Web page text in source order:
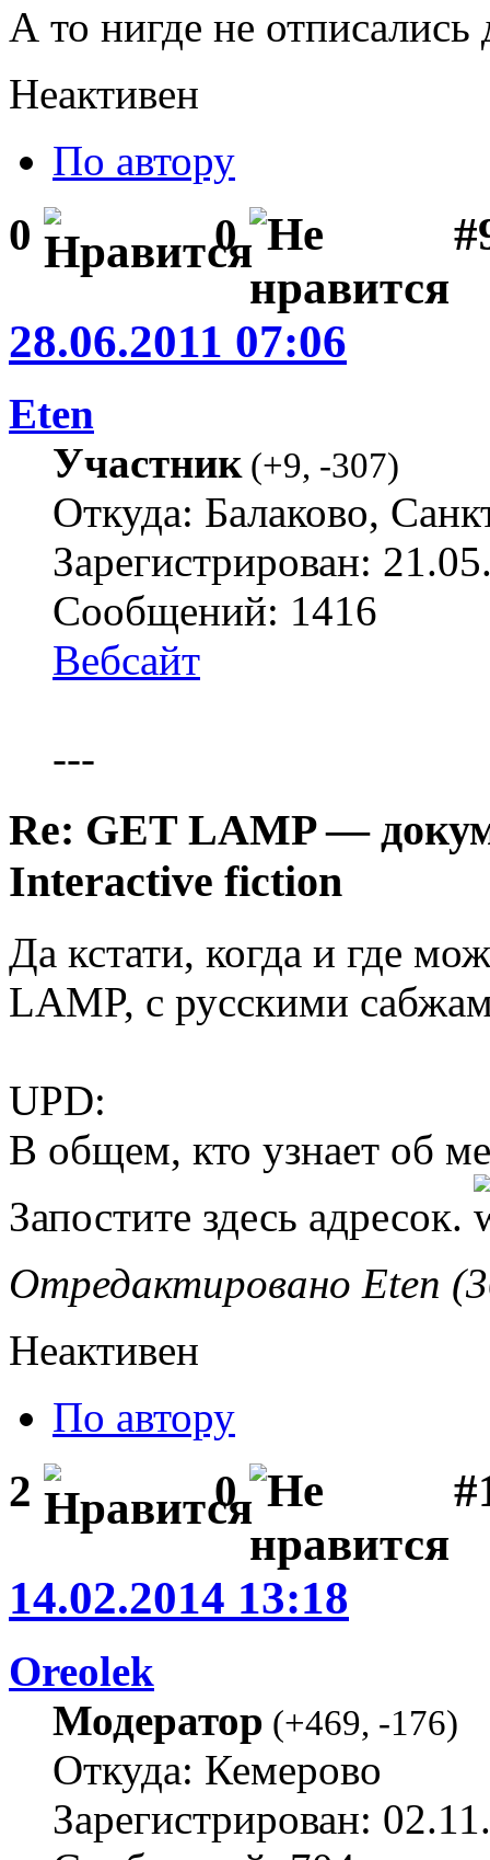
А то нигде не
Неактивен
По автору
0 0
28.06.2011 07:06
Eten
Участник(+9, -307)
Откуда: Балаково,
Зарегистрирован:
Сообщений: 1416
Вебсайт
---
Re: GET LAMP —
Interactive fiction
Да кстати, когда и где
LAMP, с русскими
UPD:
В общем, кто узнает об
Запостите здесь адресок.
Отредактировано Eten
Неактивен
По автору
2 0
14.02.2014 13:18
Oreolek
Модератор (+469, -176)
Откуда: Кемерово
Зарегистрирован: